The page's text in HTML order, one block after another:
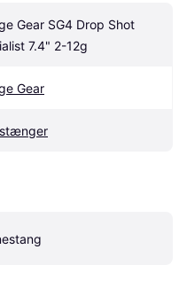
Gear SG4 Drop Shot
7.4" 2-12g
Gear